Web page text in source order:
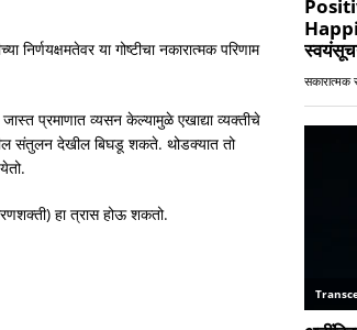
निर्णयक्षमतेवर या गोष्टीचा नकारात्मक परिणाम
प्रमाणात व्यसन केल्यामुळे एखाद्या व्यक्तीचे
संतुलन देखील बिघडू शकते. थोडक्यात तो
हा त्रास होऊ शकतो.